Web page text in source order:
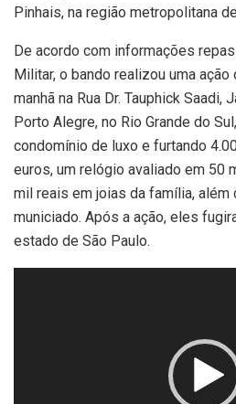
Pinhais, na região metropolitana
De acordo com informações
Militar, o bando realizou uma
manhã na Rua Dr. Tauphick Saadi,
Porto Alegre, no Rio Grande do
condomínio de luxo e furtando
euros, um relógio avaliado em 50
mil reais em joias da família, além
municiado. Após a ação, eles
estado de São Paulo.